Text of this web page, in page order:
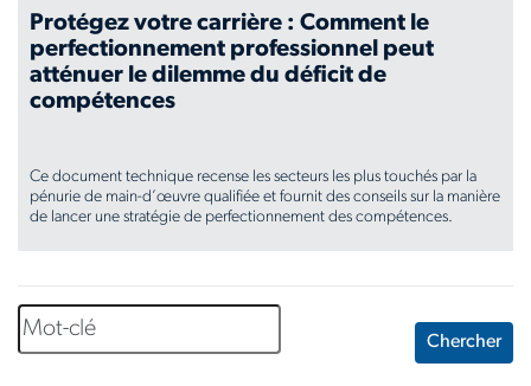
referrals-
to-
staff-
worksites
Protégez votre carrière : Comment le
perfectionnement professionnel peut
atténuer le dilemme du déficit de
compétences
Ce document technique recense les secteurs les plus touchés par la
pénurie de main-d’œuvre qualifiée et fournit des conseils sur la manière
de lancer une stratégie de perfectionnement des compétences.
ca/insights/futureproof-
how-
Chercher